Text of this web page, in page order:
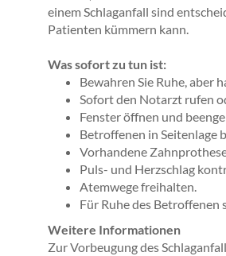
einem Schlaganfall sind
Patienten kümmern kann.
Was sofort zu tun ist:
Bewahren Sie Ruhe, aber
Sofort den Notarzt rufen
Fenster öffnen und
Betroffenen in Seitenlage
Vorhandene
Puls- und Herzschlag
Atemwege freihalten.
Für Ruhe des Betroffenen
Weitere Informationen
Zur Vorbeugung des